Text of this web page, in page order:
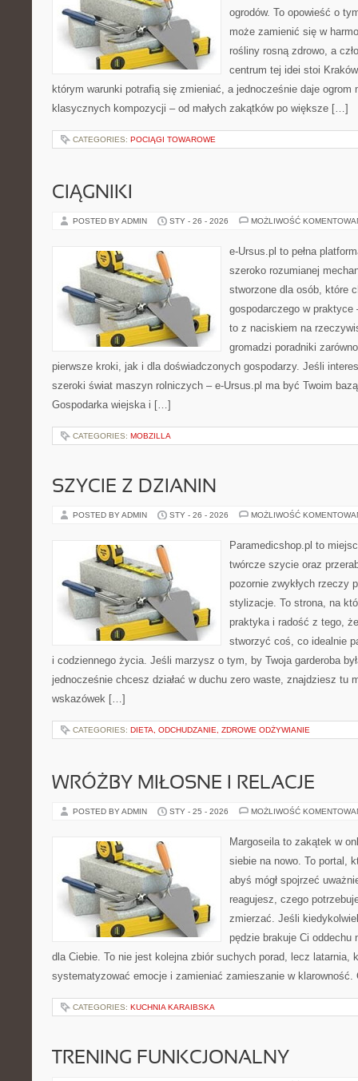
ogrodów. To opowieść o
może zamienić się w
rośliny rosną zdrowo, a
centrum tej idei stoi
którym warunki potrafią się zmieniać, a jednocześnie daje ogrom
klasycznych kompozycji – od małych zakątków po większe […]
CATEGORIES: POCIĄGI TOWAROWE
CIĄGNIKI
POSTED BY ADMIN STY - 26 - 2026 MOŻLIWOŚĆ
e-Ursus.pl to pełna
szeroko rozumianej
stworzone dla osób, które
gospodarczego w
to z naciskiem na
gromadzi poradniki
pierwsze kroki, jak i dla doświadczonych gospodarzy. Jeśli
szeroki świat maszyn rolniczych – e-Ursus.pl ma być Twoim
Gospodarka wiejska i […]
CATEGORIES: MOBZILLA
SZYCIE Z DZIANIN
POSTED BY ADMIN STY - 26 - 2026 MOŻLIWOŚĆ
Paramedicshop.pl to
twórcze szycie oraz
pozornie zwykłych rzeczy
stylizacje. To strona, na
praktyka i radość z tego,
stworzyć coś, co idealnie
i codziennego życia. Jeśli marzysz o tym, by Twoja garderoba
jednocześnie chcesz działać w duchu zero waste, znajdziesz tu
wskazówek […]
CATEGORIES: DIETA, ODCHUDZANIE, ZDROWE ODŻYWIANIE
WRÓŻBY MIŁOSNE I RELACJE
POSTED BY ADMIN STY - 25 - 2026 MOŻLIWOŚĆ
Margoseila to zakątek w
siebie na nowo. To portal,
abyś mógł spojrzeć
reagujesz, czego
zmierzać. Jeśli
pędzie brakuje Ci oddechu
dla Ciebie. To nie jest kolejna zbiór suchych porad, lecz latarnia,
systematyzować emocje i zamieniać zamieszanie w
CATEGORIES: KUCHNIA KARAIBSKA
TRENING FUNKCJONALNY